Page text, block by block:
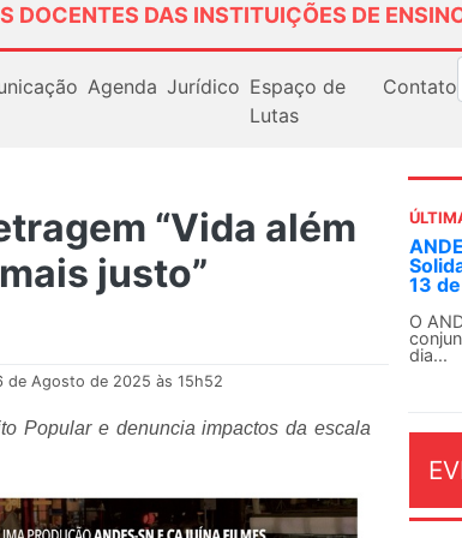
DOCENTES DAS INSTITUIÇÕES DE
Agenda Jurídico Espaço de
Lutas
Contato
“Vida além
justo”
de Agosto de 2025 às 15h52
Popular e denuncia impactos da escala
13
O
dia...